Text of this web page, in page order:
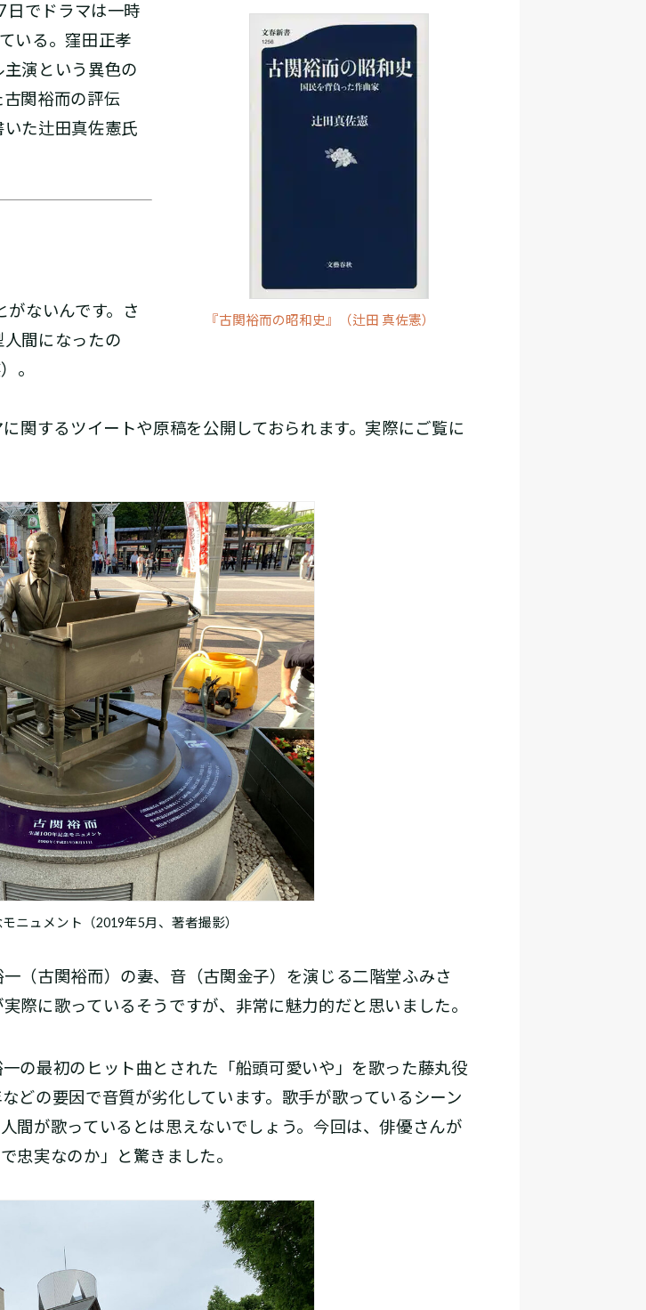
『古関裕而の昭和史』（辻田 真佐憲）
日でドラマは一時
いる。窪田正孝
主演という異色の
古関裕而の評伝
た辻田真佐憲氏
ないんです。さ
間になったの
。
に関するツイートや原稿を公開しておられます。実際にご覧に
ニュメント（2019年5月、著者撮影）
（古関裕而）の妻、音（古関金子）を演じる二階堂ふみさ
際に歌っているそうですが、非常に魅力的だと思いました。
の最初のヒット曲とされた「船頭可愛いや」を歌った藤丸役
どの要因で音質が劣化しています。歌手が歌っているシーン
間が歌っているとは思えないでしょう。今回は、俳優さんが
忠実なのか」と驚きました。